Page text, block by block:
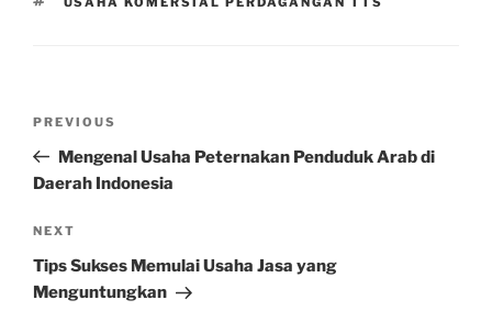
Previous
Post
PREVIOUS
Mengenal Usaha Peternakan Penduduk Arab di
Daerah Indonesia
Next
Post
NEXT
Tips Sukses Memulai Usaha Jasa yang
Menguntungkan